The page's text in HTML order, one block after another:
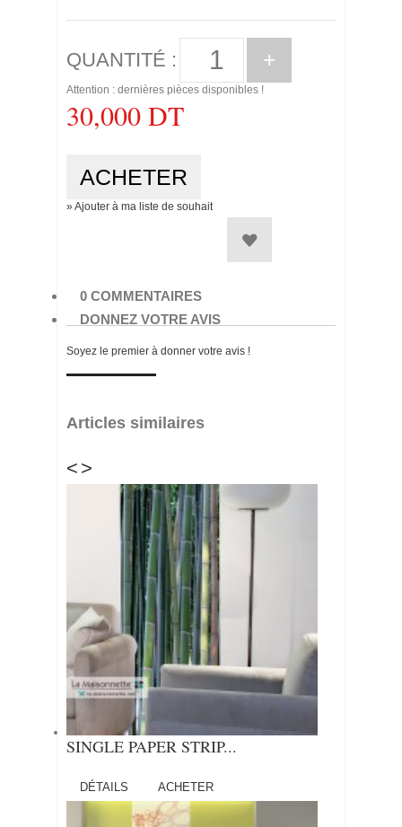
QUANTITÉ : +
Attention : dernières pièces disponibles !
30,000 DT
» Ajouter à ma liste de souhait
0 COMMENTAIRES
DONNEZ VOTRE AVIS
Soyez le premier à donner votre avis !
Articles similaires
< >
SINGLE PAPER STRIP...
DÉTAILS ACHETER